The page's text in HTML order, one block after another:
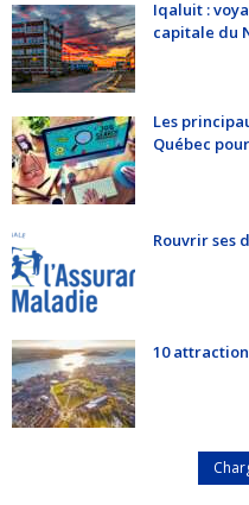
Iqaluit :
capitale du
Les
Québec
Rouvrir ses
10